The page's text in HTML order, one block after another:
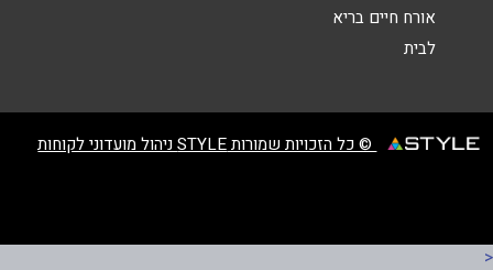
אורח חיים בריא
לבית
© כל הזכויות שמורות STYLE ניהול מועדוני לקוחות
<